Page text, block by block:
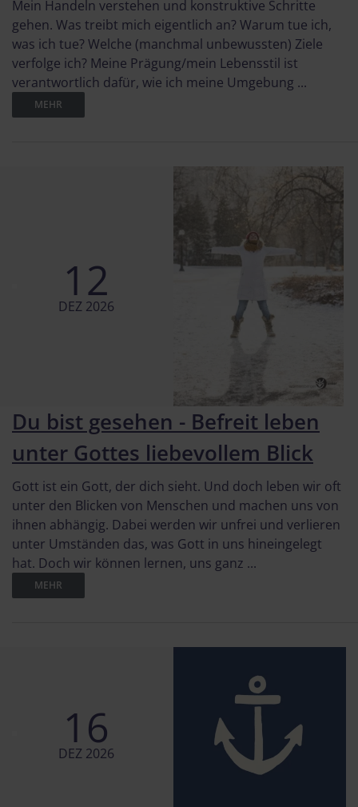
Mein Handeln verstehen und konstruktive Schritte
gehen. Was treibt mich eigentlich an? Warum tue ich,
was ich tue? Welche (manchmal unbewussten) Ziele
verfolge ich? Meine Prägung/mein Lebensstil ist
verantwortlich dafür, wie ich meine Umgebung ...
MEHR
12
DEZ 2026
Du bist gesehen - Befreit leben
unter Gottes liebevollem Blick
Gott ist ein Gott, der dich sieht. Und doch leben wir oft
unter den Blicken von Menschen und machen uns von
ihnen abhängig. Dabei werden wir unfrei und verlieren
unter Umständen das, was Gott in uns hineingelegt
hat. Doch wir können lernen, uns ganz ...
MEHR
16
DEZ 2026